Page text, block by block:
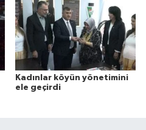
Kadınlar köyün yönetimini
ele geçirdi